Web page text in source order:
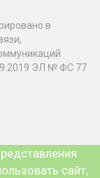
в
ЭЛ № ФС 77
сайт,